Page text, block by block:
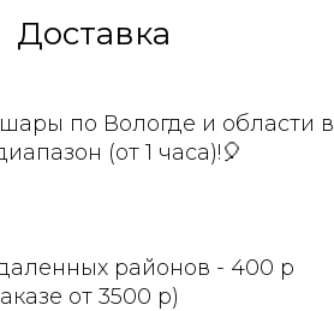
Доставка
по Вологде и области в
(от 1 часа)!🎈
районов - 400 р
от 3500 р)